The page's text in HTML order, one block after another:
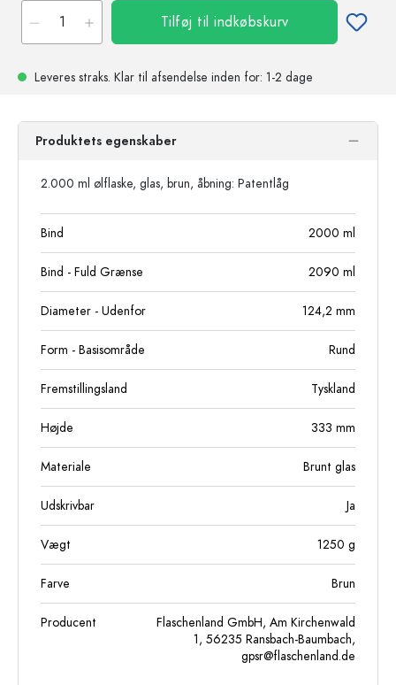
Tilføj til indkøbskurv
Leveres straks. Klar til afsendelse inden for: 1-2 dage
Produktets egenskaber
2.000 ml ølflaske, glas, brun, åbning: Patentlåg
Bind 2000 ml
Bind - Fuld Grænse 2090 ml
Diameter - Udenfor 124,2 mm
Form - Basisområde Rund
Fremstillingsland Tyskland
Højde 333 mm
Materiale Brunt glas
Udskrivbar Ja
Vægt 1250 g
Farve Brun
Producent
Flaschenland GmbH, Am Kirchenwald
1, 56235 Ransbach-Baumbach,
gpsr@flaschenland.de